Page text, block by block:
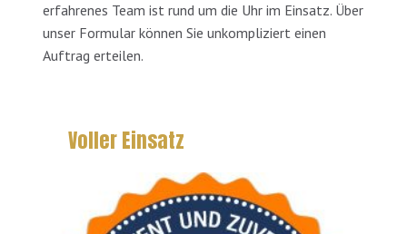
erfahrenes Team ist rund um die Uhr im Einsatz. Über
unser Formular können Sie unkompliziert einen
Auftrag erteilen.
Voller Einsatz